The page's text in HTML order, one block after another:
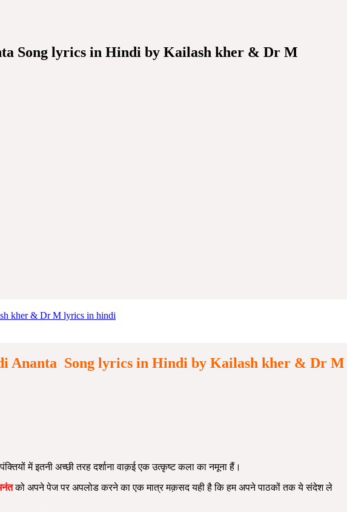
Song lyrics in Hindi by Kailash kher & Dr M
kher & Dr M lyrics in hindi
Ananta Song lyrics in Hindi by Kailash kher & Dr M
में इतनी अच्छी तरह दर्शाना वाक़ई एक उत्कृष्ट कला का नमूना हैं।
को अपने पेज पर अपलोड करने का एक मात्र मक़सद यही है कि हम अपने पाठकों तक ये संदेश ले